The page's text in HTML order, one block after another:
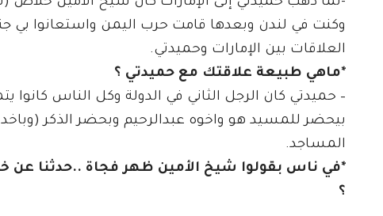
وكنت في لندن وبعدها قامت حرب اليمن واستعانوا بي
العلاقات بين الإمارات وحميدتي.
*ماهي طبيعة علاقتك مع حميدتي ؟
– حميدتي كان الرجل الثاني في الدولة وكل الناس كانوا
بيحضر للمسيد هو واخوه عبدالرحيم وبحضر الذكر
المساجد.
*في ناس بقولوا شيخ الأمين ظهر فجاة ..حدثنا عن
؟